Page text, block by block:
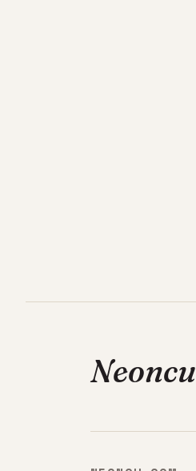
Neoncu